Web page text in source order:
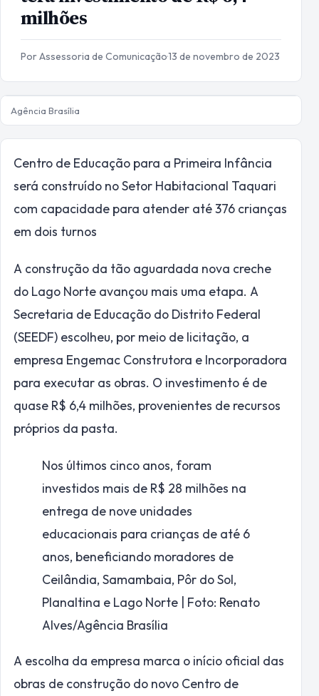
milhões
Por Assessoria de Comunicação·13 de novembro de 2023
Agência Brasília
Centro de Educação para a Primeira Infância
será construído no Setor Habitacional Taquari
com capacidade para atender até 376 crianças
em dois turnos
A construção da tão aguardada nova creche
do Lago Norte avançou mais uma etapa. A
Secretaria de Educação do Distrito Federal
(SEEDF) escolheu, por meio de licitação, a
empresa Engemac Construtora e Incorporadora
para executar as obras. O investimento é de
quase R$ 6,4 milhões, provenientes de recursos
próprios da pasta.
Nos últimos cinco anos, foram
investidos mais de R$ 28 milhões na
entrega de nove unidades
educacionais para crianças de até 6
anos, beneficiando moradores de
Ceilândia, Samambaia, Pôr do Sol,
Planaltina e Lago Norte | Foto: Renato
Alves/Agência Brasília
A escolha da empresa marca o início oficial das
obras de construção do novo Centro de